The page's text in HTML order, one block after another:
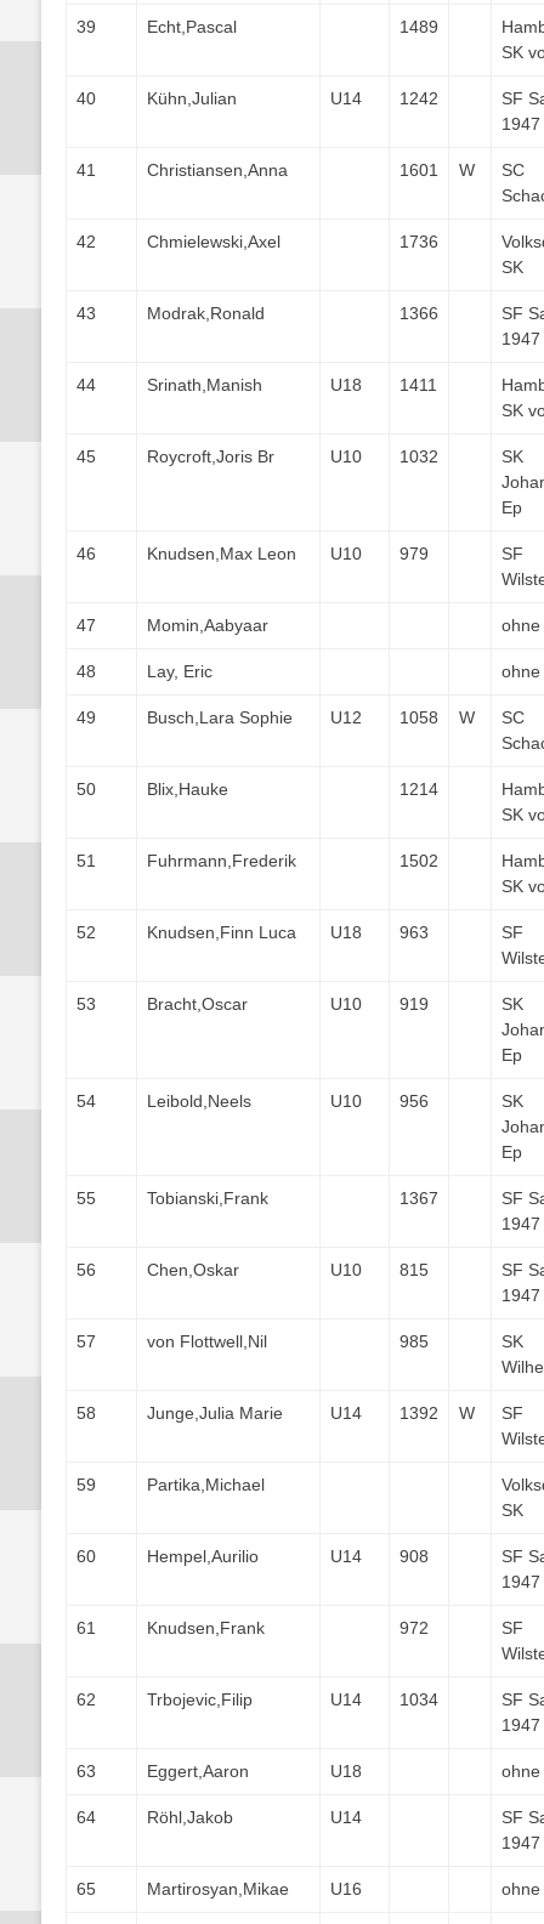
39 Echt,Pascal 1489
SK
40 Kühn,Julian U14 1242
SF
1947
41 Christiansen,Anna 1601 W
SC
42 Chmielewski,Axel 1736
SK
43 Modrak,Ronald 1366
SF
1947
44 Srinath,Manish U18 1411
SK
45 Roycroft,Joris Br U10 1032
SK
Ep
46 Knudsen,Max Leon U10 979
SF
47 Momin,Aabyaar ohne
48 Lay, Eric ohne
49 Busch,Lara Sophie U12 1058 W
SC
50 Blix,Hauke 1214
SK
51 Fuhrmann,Frederik 1502
SK
52 Knudsen,Finn Luca U18 963
SF
53 Bracht,Oscar U10 919
SK
Ep
54 Leibold,Neels U10 956
SK
Ep
55 Tobianski,Frank 1367
SF
1947
56 Chen,Oskar U10 815
SF
1947
57 von Flottwell,Nil 985
SK
58 Junge,Julia Marie U14 1392 W
SF
59 Partika,Michael
SK
60 Hempel,Aurilio U14 908
SF
1947
61 Knudsen,Frank 972
SF
62 Trbojevic,Filip U14 1034
SF
1947
63 Eggert,Aaron U18 ohne
64 Röhl,Jakob U14
SF
1947
65 Martirosyan,Mikae U16 ohne